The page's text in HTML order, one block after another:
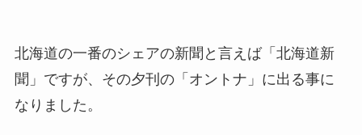
北海道の一番のシェアの新聞と言えば「北海道新
聞」ですが、その夕刊の「オントナ」に出る事に
なりました。